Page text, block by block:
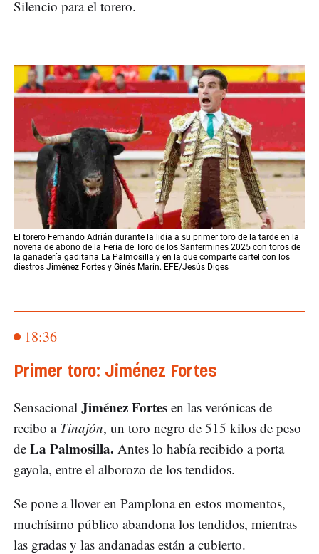
Silencio para el torero.
El torero Fernando Adrián durante la lidia a su primer toro de la tarde en la
novena de abono de la Feria de Toro de los Sanfermines 2025 con toros de
la ganadería gaditana La Palmosilla y en la que comparte cartel con los
diestros Jiménez Fortes y Ginés Marín. EFE/Jesús Diges
18:36
Primer toro: Jiménez Fortes
Sensacional Jiménez Fortes en las verónicas de
recibo a Tinajón, un toro negro de 515 kilos de peso
de La Palmosilla. Antes lo había recibido a porta
gayola, entre el alborozo de los tendidos.
Se pone a llover en Pamplona en estos momentos,
muchísimo público abandona los tendidos, mientras
las gradas y las andanadas están a cubierto.